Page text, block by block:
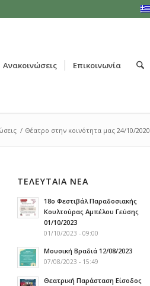
Ανακοινώσεις Επικοινωνία
/ Θέατρο στην κοινότητα μας 24/10/2020
ΤΕΛΕΥΤΑΙΑ ΝΕΑ
18ο Φεστιβάλ Παραδοσιακής
Κουλτούρας Αμπέλου Γεύσης
01/10/2023
01/10/2023 - 09:00
Μουσική Βραδιά 12/08/2023
07/08/2023 - 15:49
Θεατρική Παράσταση Είσοδος